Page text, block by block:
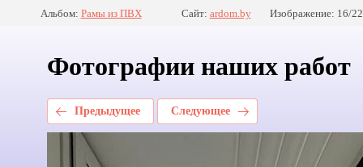
Альбом: Рамы из ПВХ Сайт: ardom.by Изображение: 16/
Фотографии наших работ
Предыдущее Следующее